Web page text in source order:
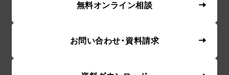
無料オンライン相談
お問い合わせ・資料請求